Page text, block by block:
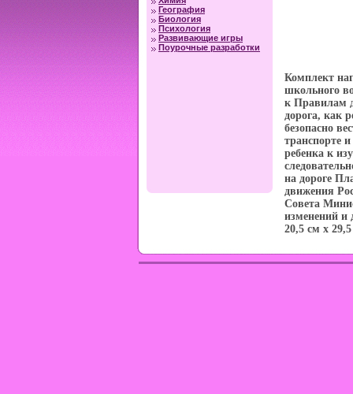
География
Биология
Психология
Развивающие игры
Поурочные разработки
Комплект
школьного
к Правилам
дорога, как
безопасно
транспорте
ребенка к
на дороге
движения
Совета
изменений и
20,5 см x